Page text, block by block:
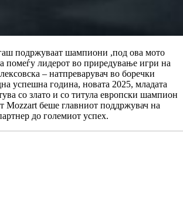
подржуваат шампиони ,под ова мото
помеѓу лидерот во приредување игри на
– натпреварувач во боречки
успешна година, новата 2025, младата
со злато и со титула европски шампион
беше главниот поддржувач на
до големиот успех.